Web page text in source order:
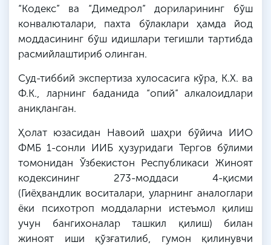
“Кодекс” ва “Димедрол” дориларининг бўш
конвалюталари, пахта бўлаклари ҳамда йод
моддасининг бўш идишлари тегишли тартибда
расмийлаштириб олинган.
Суд-тиббий экспертиза хулосасига кўра, К.Х. ва
Ф.К., ларнинг баданида “опий” алкалоидлари
аниқланган.
Ҳолат юзасидан Навоий шаҳри бўйича ИИО
ФМБ 1-сонли ИИБ ҳузуридаги Тергов бўлими
томонидан Ўзбекистон Республикаси Жиноят
кодексининг 273-моддаси 4-қисми
(Гиёҳвандлик воситалари, уларнинг аналоглари
ёки психотроп моддаларни истеъмол қилиш
учун бангихоналар ташкил қилиш) билан
жиноят иши қўзғатилиб, гумон қилинувчи